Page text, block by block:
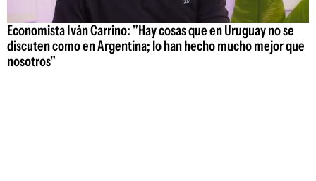
Economista Iván Carrino: "Hay cosas que en Uruguay no se
discuten como en Argentina; lo han hecho mucho mejor que
nosotros"